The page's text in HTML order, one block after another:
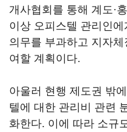
개사협회를 통해 계도·
이상 오피스텔 관리인에
의무를 부과하고 지자
여할 계획이다.
아울러 현행 제도권 밖
텔에 대한 관리비 관련
화한다. 이에 따라 소규